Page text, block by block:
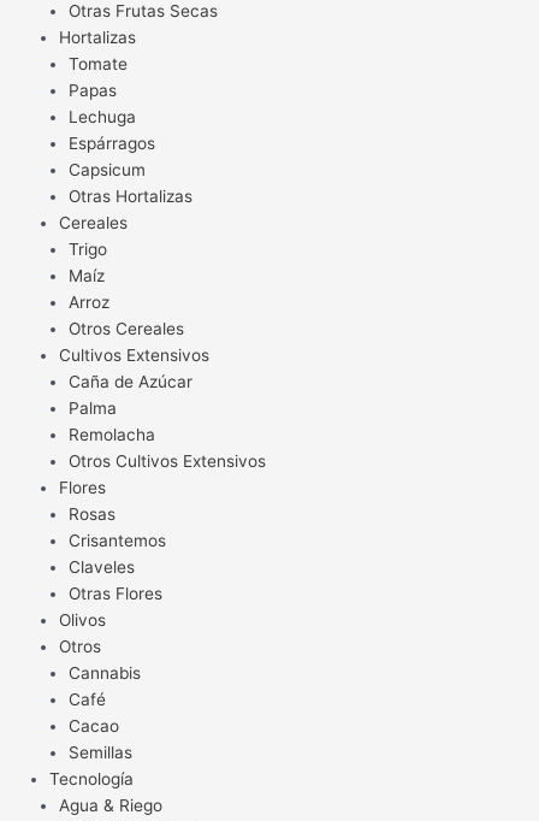
Otras Frutas Secas
Hortalizas
Tomate
Papas
Lechuga
Espárragos
Capsicum
Otras Hortalizas
Cereales
Trigo
Maíz
Arroz
Otros Cereales
Cultivos Extensivos
Caña de Azúcar
Palma
Remolacha
Otros Cultivos Extensivos
Flores
Rosas
Crisantemos
Claveles
Otras Flores
Olivos
Otros
Cannabis
Café
Cacao
Semillas
Tecnología
Agua & Riego